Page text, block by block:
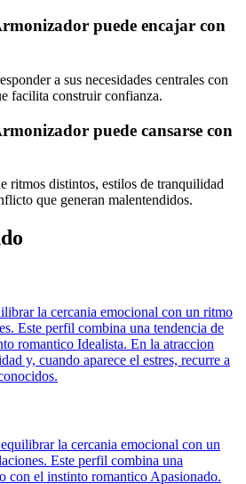
puede encajar con
a sus necesidades centrales con
facilita construir confianza.
puede cansarse con
ritmos distintos, estilos de tranquilidad
que generan malentendidos.
la cercania emocional con un ritmo
Este perfil combina una tendencia de
romantico Idealista. En la atraccion
y, cuando aparece el estres, recurre a
la cercania emocional con un
Este perfil combina una
con el instinto romantico Apasionado.